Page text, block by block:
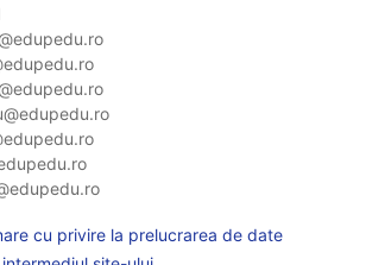
cu privire la prelucrarea de date